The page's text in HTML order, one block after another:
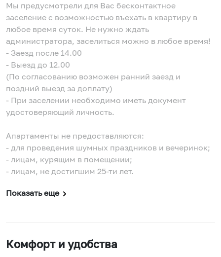
Мы предусмотрели для Вас бесконтактное
заселение с возможностью въехать в квартиру в
любое время суток. Не нужно ждать
администратора, заселиться можно в любое время!
- Заезд после 14.00
- Выезд до 12.00
(По согласованию возможен ранний заезд и
поздний выезд за доплату)
- При заселении необходимо иметь документ
удостоверяющий личность.
Апартаменты не предоставляются:
- для проведения шумных праздников и вечеринок;
- лицам, курящим в помещении;
- лицам, не достигшим 25-ти лет.
Показать еще
Комфорт и удобства